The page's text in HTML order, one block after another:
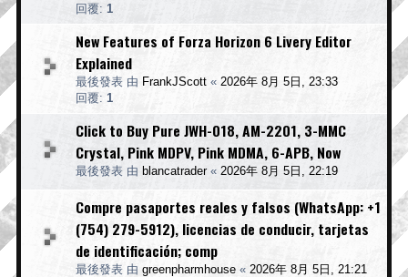
回覆: 1
New Features of Forza Horizon 6 Livery Editor
Explained
最後發表 由 FrankJScott « 2026年 8月 5日, 23:33
回覆: 1
Click to Buy Pure JWH-018, AM-2201, 3-MMC
Crystal, Pink MDPV, Pink MDMA, 6-APB, Now
最後發表 由 blancatrader« 2026年 8月 5日, 22:19
Compre pasaportes reales y falsos (WhatsApp: +1
(754) 279-5912), licencias de conducir, tarjetas
de identificación; comp
最後發表 由 greenpharmhouse « 2026年 8月 5日, 21:21